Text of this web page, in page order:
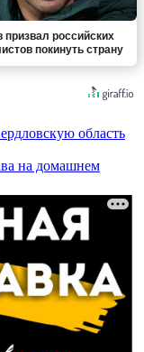
российских
покинуть страну
область
на домашнем